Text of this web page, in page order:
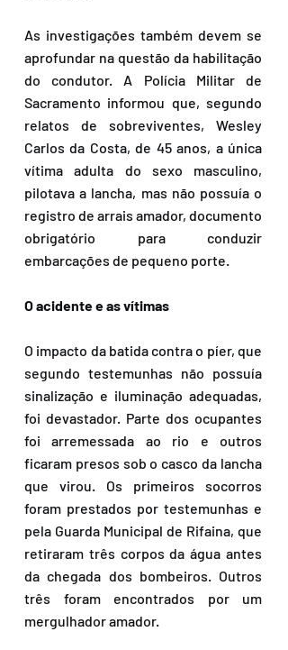
As investigações também devem se
aprofundar na questão da habilitação
do condutor. A Polícia Militar de
Sacramento informou que, segundo
relatos de sobreviventes, Wesley
Carlos da Costa, de 45 anos, a única
vítima adulta do sexo masculino,
pilotava a lancha, mas não possuía o
registro de arrais amador, documento
obrigatório para conduzir
embarcações de pequeno porte.
O acidente e as vítimas
O impacto da batida contra o píer, que
segundo testemunhas não possuía
sinalização e iluminação adequadas,
foi devastador. Parte dos ocupantes
foi arremessada ao rio e outros
ficaram presos sob o casco da lancha
que virou. Os primeiros socorros
foram prestados por testemunhas e
pela Guarda Municipal de Rifaina, que
retiraram três corpos da água antes
da chegada dos bombeiros. Outros
três foram encontrados por um
mergulhador amador.